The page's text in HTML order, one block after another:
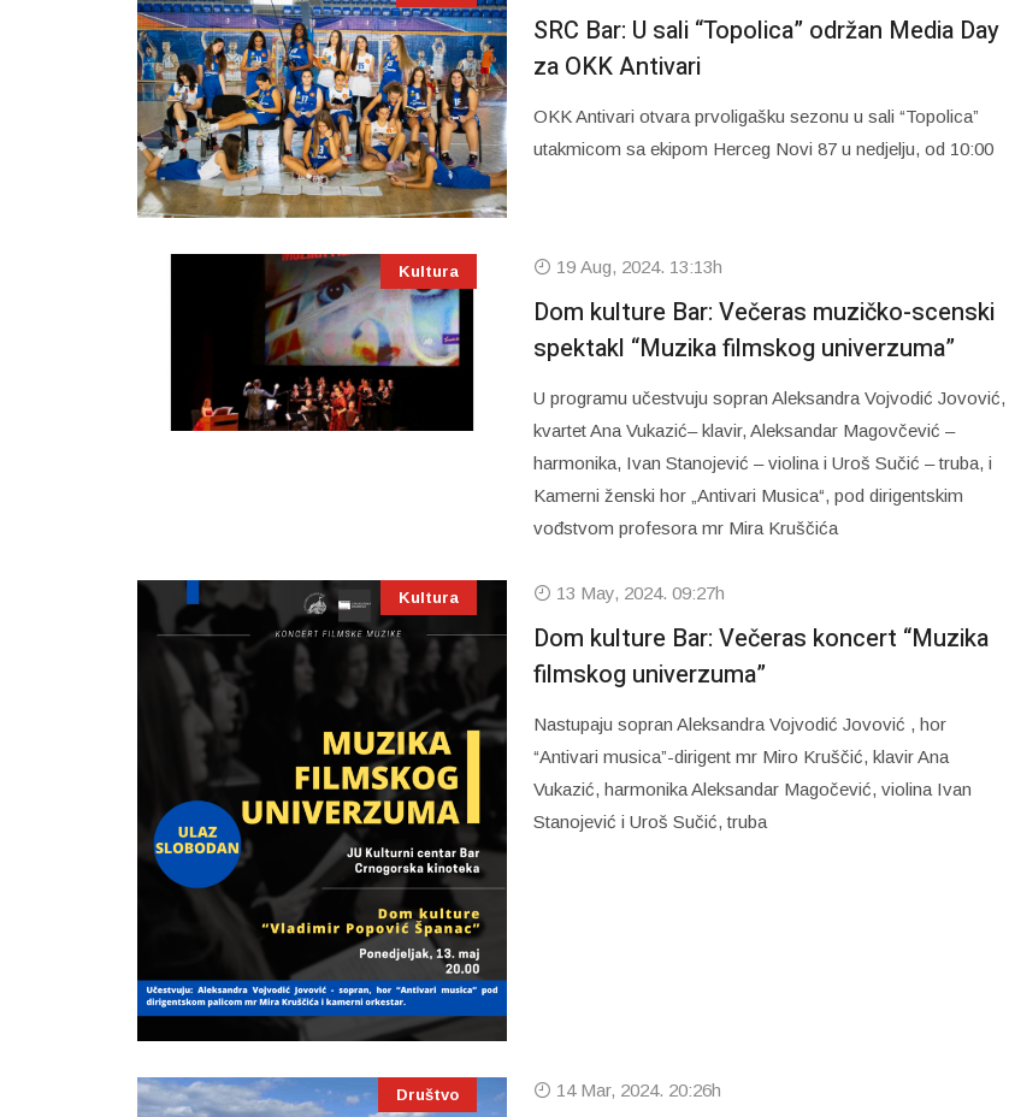
SRC Bar: U sali “Topolica” održan Media Day
za OKK Antivari
OKK Antivari otvara prvoligašku sezonu u sali “Topolica”
utakmicom sa ekipom Herceg Novi 87 u nedjelju, od 10:00
Kultura 19 Aug, 2024. 13:13h
Dom kulture Bar: Večeras muzičko-scenski
spektakl “Muzika filmskog univerzuma”
U programu učestvuju sopran Aleksandra Vojvodić Jovović,
kvartet Ana Vukazić– klavir, Aleksandar Magovčević –
harmonika, Ivan Stanojević – violina i Uroš Sučić – truba, i
Kamerni ženski hor „Antivari Musica“, pod dirigentskim
vođstvom profesora mr Mira Kruščića
Kultura 13 May, 2024. 09:27h
Dom kulture Bar: Večeras koncert “Muzika
filmskog univerzuma”
Nastupaju sopran Aleksandra Vojvodić Jovović , hor
“Antivari musica”-dirigent mr Miro Kruščić, klavir Ana
Vukazić, harmonika Aleksandar Magočević, violina Ivan
Stanojević i Uroš Sučić, truba
Društvo 14 Mar, 2024. 20:26h